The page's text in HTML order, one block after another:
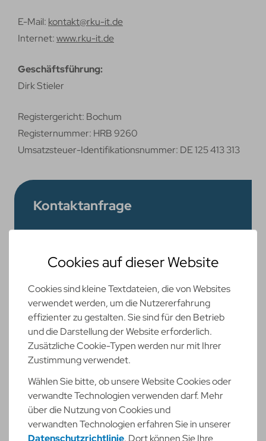
E-Mail: kontakt@rku-it.de
Internet:www.rku-it.de
Geschäftsführung:
Dirk Stieler
Registergericht: Bochum
Registernummer: HRB 9260
Umsatzsteuer-Identifikationsnummer: DE 125 413 313
Kontaktanfrage
Vorname*
Unternehmen
Telefon
Cookies auf dieser Website
Cookies sind kleine Textdateien, die von Websites
verwendet werden, um die Nutzererfahrung
effizienter zu gestalten. Sie sind für den Betrieb
und die Darstellung der Website erforderlich.
Zusätzliche Cookie-Typen werden nur mit Ihrer
Zustimmung verwendet.
Wählen Sie bitte, ob unsere Website Cookies oder
verwandte Technologien verwenden darf. Mehr
über die Nutzung von Cookies und
verwandten Technologien erfahren Sie in unserer
Datenschutzrichtlinie. Dort können Sie Ihre